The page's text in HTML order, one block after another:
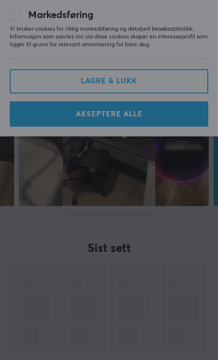
Sist sett
Markedsføring
Vi bruker cookies for riktig markedsføring og detaljert besøksstatistikk.
Informasjon som samles inn via disse cookies skaper en interesseprofil som
ligger til grunn for relevant annonsering for bare deg.
LAGRE & LUKK
AKSEPTERE ALLE